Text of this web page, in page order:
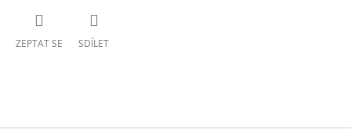
ZEPTAT SE SDÍLET